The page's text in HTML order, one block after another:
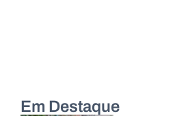
Em Destaque